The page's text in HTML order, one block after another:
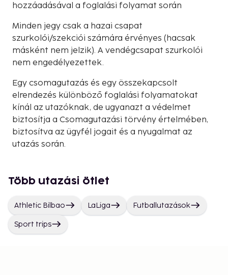
hozzáadásával a foglalási folyamat során
Minden jegy csak a hazai csapat
szurkolói/szekciói számára érvényes (hacsak
másként nem jelzik). A vendégcsapat szurkolói
nem engedélyezettek.
Egy csomagutazás és egy összekapcsolt
elrendezés különböző foglalási folyamatokat
kínál az utazóknak, de ugyanazt a védelmet
biztosítja a Csomagutazási törvény értelmében,
biztosítva az ügyfél jogait és a nyugalmat az
utazás során.
Több utazási ötlet
Athletic Bilbao LaLiga Futballutazások
Sport trips